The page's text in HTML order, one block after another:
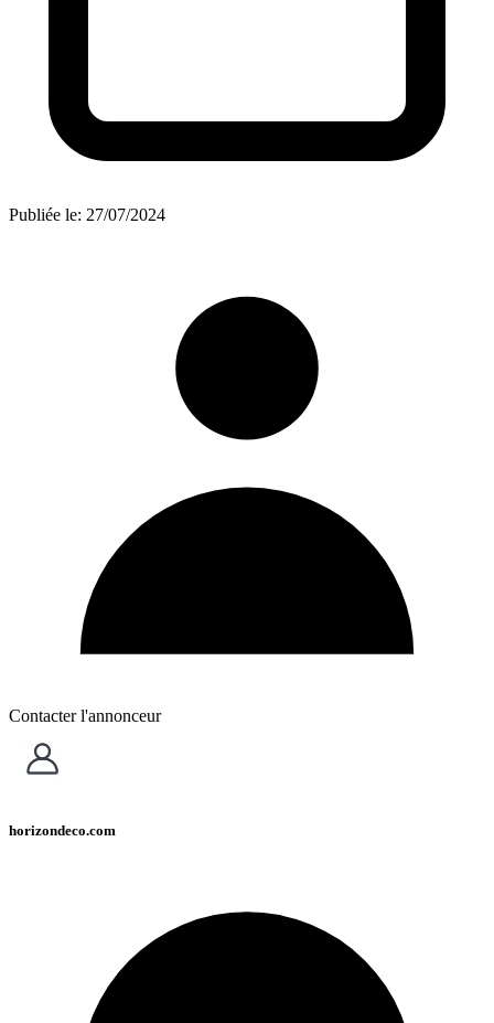
Publiée le: 27/07/2024
Contacter l'annonceur
horizondeco.com